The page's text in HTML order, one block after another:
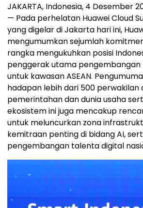
JAKARTA, Indonesia, 4 Desember
— Pada perhelatan Huawei Cloud
yang digelar diJakarta hari ini,
mengumumkan sejumlah
rangka mengukuhkan posisi
penggerak utama pengembangan
untuk kawasan ASEAN.
hadapan lebih dari 500 perwakilan
pemerintahan dan dunia usaha
ekosistem ini juga mencakup
untuk meluncurkan zona
kemitraan penting di bidang AI,
pengembangan talenta digital